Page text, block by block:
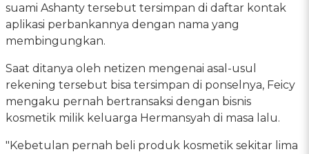
suami Ashanty tersebut tersimpan di daftar kontak
aplikasi perbankannya dengan nama yang
membingungkan.
Saat ditanya oleh netizen mengenai asal-usul
rekening tersebut bisa tersimpan di ponselnya, Feicy
mengaku pernah bertransaksi dengan bisnis
kosmetik milik keluarga Hermansyah di masa lalu.
"Kebetulan pernah beli produk kosmetik sekitar lima